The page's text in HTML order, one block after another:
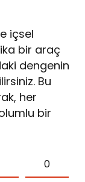
içsel
bir araç
dengenin
Bu
her
bir
0